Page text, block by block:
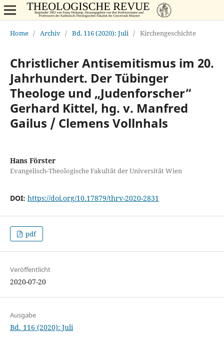
Home / Archiv / Bd. 116 (2020): Juli / Kirchengeschichte
Christlicher Antisemitismus im 20.
Jahrhundert. Der Tübinger
Theologe und „Judenforscher“
Gerhard Kittel, hg. v. Manfred
Gailus / Clemens Vollnhals
Hans Förster
Evangelisch-Theologische Fakultät der Universität Wien
DOI: https://doi.org/10.17879/thrv-2020-2831
pdf
Veröffentlicht
2020-07-20
Ausgabe
Bd. 116 (2020): Juli